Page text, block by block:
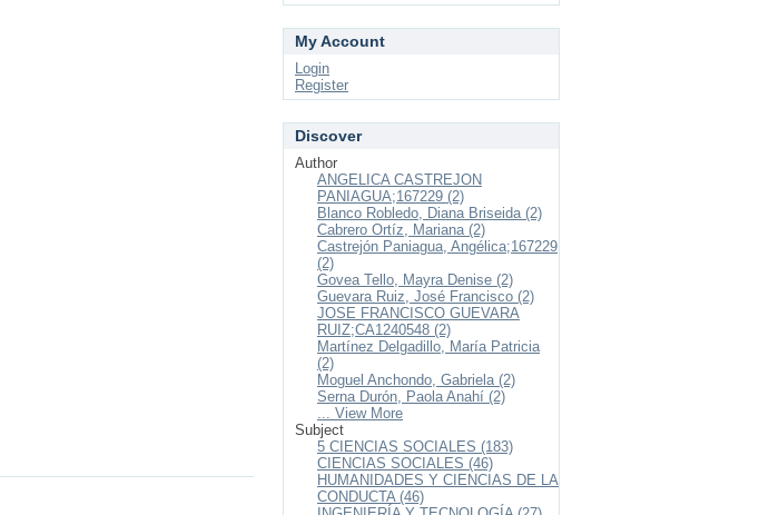
My Account
Login
Register
Discover
Author
ANGELICA CASTREJON
PANIAGUA;167229 (2)
Blanco Robledo, Diana Briseida (2)
Cabrero Ortíz, Mariana (2)
Castrejón Paniagua, Angélica;167229
(2)
Govea Tello, Mayra Denise (2)
Guevara Ruiz, José Francisco (2)
JOSE FRANCISCO GUEVARA
RUIZ;CA1240548 (2)
Martínez Delgadillo, María Patricia
(2)
Moguel Anchondo, Gabriela (2)
Serna Durón, Paola Anahí (2)
... View More
Subject
5 CIENCIAS SOCIALES (183)
CIENCIAS SOCIALES (46)
HUMANIDADES Y CIENCIAS DE LA
CONDUCTA (46)